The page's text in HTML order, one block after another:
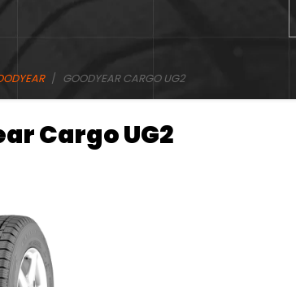
GOODYEAR CARGO UG2
Cargo UG2